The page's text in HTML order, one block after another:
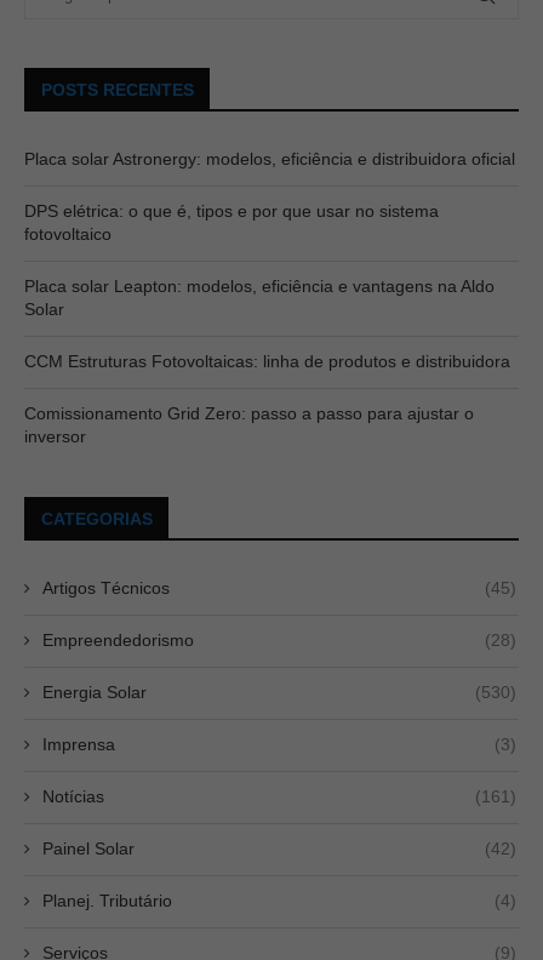
POSTS RECENTES
Placa solar Astronergy: modelos, eficiência e distribuidora oficial
DPS elétrica: o que é, tipos e por que usar no sistema
fotovoltaico
Placa solar Leapton: modelos, eficiência e vantagens na Aldo
Solar
CCM Estruturas Fotovoltaicas: linha de produtos e distribuidora
Comissionamento Grid Zero: passo a passo para ajustar o
inversor
CATEGORIAS
Artigos Técnicos (45)
Empreendedorismo (28)
Energia Solar (530)
Imprensa (3)
Notícias (161)
Painel Solar (42)
Planej. Tributário (4)
Serviços (9)